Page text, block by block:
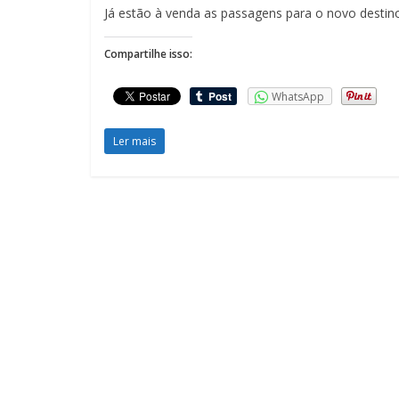
Já estão à venda as passagens para o novo
Compartilhe isso:
WhatsApp
Ler mais